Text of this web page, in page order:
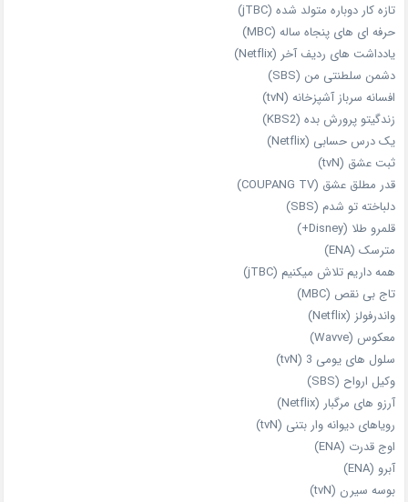
تازه‌ کار دوباره‌ متولد شده (jTBC)
حرفه‌ ای‌ های پنجاه‌ ساله (MBC)
یادداشت‌ های ردیف آخر (Netflix)
دشمن سلطنتی من (SBS)
افسانه سرباز آشپزخانه (tvN)
زندگیتو پرورش بده (KBS2)
یک درس حسابی (Netflix)
ثبت عشق (tvN)
قدر مطلق عشق (COUPANG TV)
دلباخته تو شدم (SBS)
قلمرو طلا (Disney+)
مترسک (ENA)
همه داریم تلاش میکنیم (jTBC)
تاج بی‌ نقص (MBC)
واندرفولز (Netflix)
معکوس (Wavve)
سلول های یومی 3 (tvN)
وکیل ارواح (SBS)
آرزو های مرگبار (Netflix)
رویاهای دیوانه‌ وار بتنی (tvN)
اوج قدرت (ENA)
آبرو (ENA)
بوسه سیرن (tvN)